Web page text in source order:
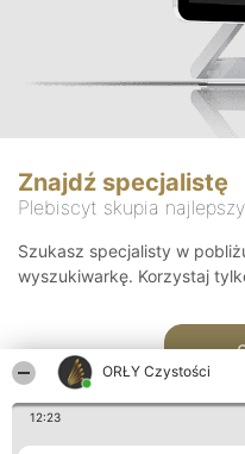
ORŁY Czystości
12:23
Znajdź specjalistę
Plebiscyt skupia
Szukasz specjalisty w
wyszukiwarkę. Korzystaj